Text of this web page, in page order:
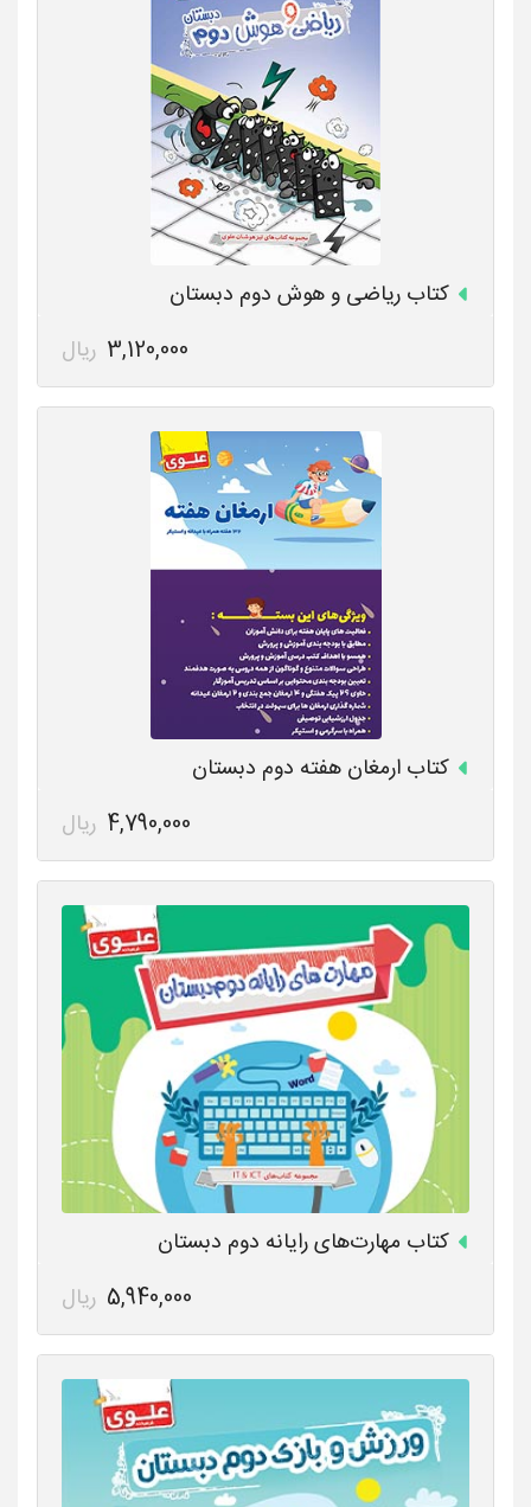
کتاب ریاضی و هوش دوم دبستان
3,120,000 ریال
کتاب ارمغان هفته دوم دبستان
4,790,000 ریال
کتاب مهارت‌های رایانه دوم دبستان
5,940,000 ریال